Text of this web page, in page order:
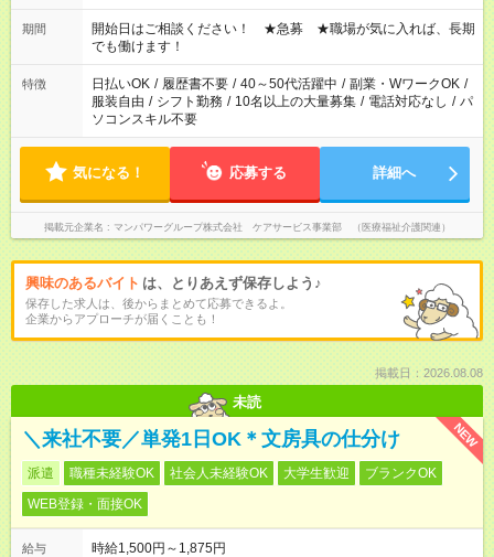
場合、他のお仕事と合わせ週40時間超の就業はご案内できませ
ん ※法令に基づき、週20時間以上勤務は社会保険への加入対象
となります ※労働者派遣法（日雇い派遣の原則禁止）により、
短時間・短期間の就業はご案内が難しい場合があります
期間
開始日はご相談ください！ ★急募 ★職場が気に入れば、長期
でも働けます！
特徴 日払いOK / 履歴書不要 / 40～50代活躍中 / 副業・WワークOK /
服装自由 / シフト勤務 / 10名以上の大量募集 / 電話対応なし / パ
ソコンスキル不要
気になる！ 応募する 詳細へ
掲載元企業名 マンパワーグループ株式会社 ケアサービス事業部 （医療福祉介護関連）
興味のあるバイト は、とりあえず保存しよう♪
保存した求人は、後からまとめて応募できるよ。
企業からアプローチが届くことも！
掲載日：2026.08.08
未読
NEW
＼来社不要／単発1日OK＊文房具の仕分け
派遣 職種未経験OK 社会人未経験OK 大学生歓迎
ブランクOK
WEB登録・面接OK
給与 時給1,500円～1,875円